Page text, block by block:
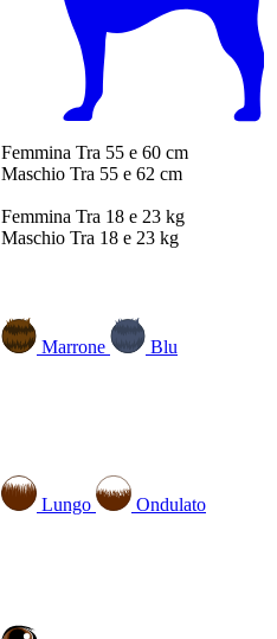
Femmina Tra 55 e 60 cm
Maschio Tra 55 e 62 cm
Femmina Tra 18 e 23 kg
Maschio Tra 18 e 23 kg
Marrone Blu
Lungo Ondulato